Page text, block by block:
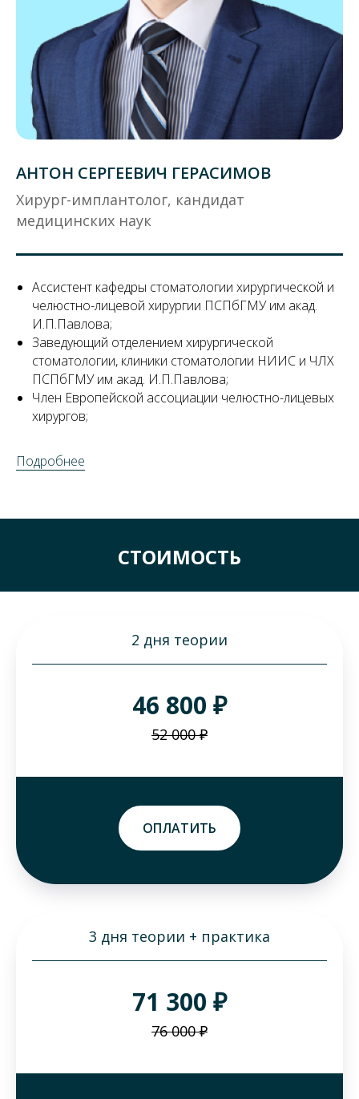
АНТОН СЕРГЕЕВИЧ ГЕРАСИМОВ
Хирург-имплантолог, кандидат
медицинских наук
Ассистент кафедры стоматологии хирургической и
челюстно-лицевой хирургии ПСПбГМУ им акад.
И.П.Павлова;
Заведующий отделением хирургической
стоматологии, клиники стоматологии НИИС и ЧЛХ
ПСПбГМУ им акад. И.П.Павлова;
Член Европейской ассоциации челюстно-лицевых
хирургов;
Подробнее
СТОИМОСТЬ
2 дня теории
46 800 ₽
52 000 ₽
ОПЛАТИТЬ
3 дня теории + практика
71 300 ₽
76 000 ₽